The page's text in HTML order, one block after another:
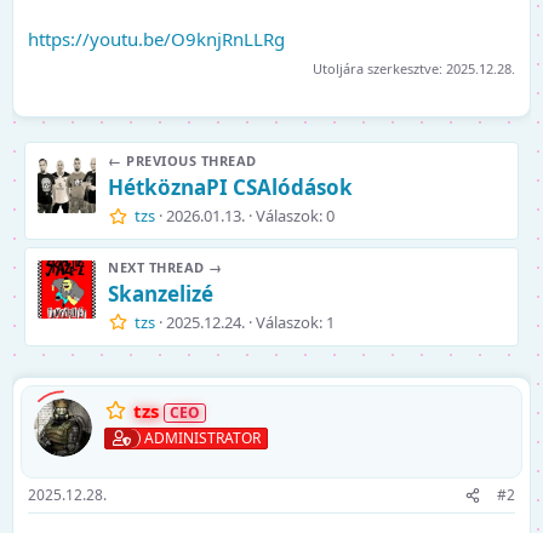
https://youtu.be/O9knjRnLLRg
Utoljára szerkesztve: 2025.12.28.
← PREVIOUS THREAD
HétköznaPI CSAlódások
tzs 2026.01.13. Válaszok: 0
NEXT THREAD →
Skanzelizé
tzs 2025.12.24. Válaszok: 1
tzs
ADMINISTRATOR
2025.12.28. #2